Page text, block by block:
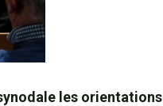
les orientations